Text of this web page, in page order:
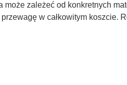
zależeć od konkretnych
w całkowitym